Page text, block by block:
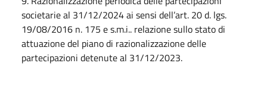
societarie al 31/12/2024 ai sensi dell’art. 20 d. lgs.
19/08/2016 n. 175 e s.m.i.. relazione sullo stato di
attuazione del piano di razionalizzazione delle
partecipazioni detenute al 31/12/2023.